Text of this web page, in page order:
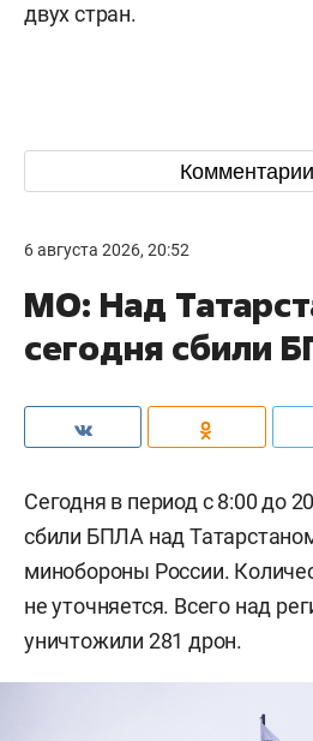
двух стран.
Комментарии
6 августа 2026, 20:52
МО: Над
сегодня сбили
Сегодня в период с 8:00 до
сбили БПЛА над
минобороны России.
не уточняется. Всего над
уничтожили 281 дрон.